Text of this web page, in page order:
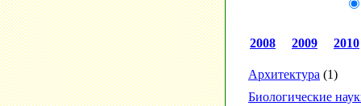
2008 2009 2010
Архитектура (1)
Биологические